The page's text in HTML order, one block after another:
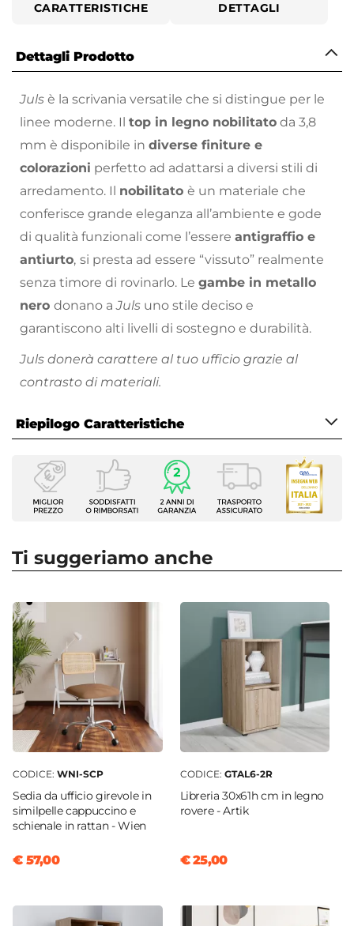
CARATTERISTICHE DETTAGLI
Dettagli Prodotto
Juls è la scrivania versatile che si distingue per le
linee moderne. Il top in legno nobilitato da 3,8
mm è disponibile in diverse finiture e
colorazioni perfetto ad adattarsi a diversi stili di
arredamento. Il nobilitato è un materiale che
conferisce grande eleganza all’ambiente e gode
di qualità funzionali come l’essere antigraffio e
antiurto, si presta ad essere “vissuto” realmente
senza timore di rovinarlo. Le gambe in metallo
nero donano aJuls uno stile deciso e
garantiscono alti livelli di sostegno e durabilità.
Juls donerà carattere al tuo ufficio grazie al
contrasto di materiali.
selezione di sedie girevoli e complementi da
ufficio con cui abbinareJuls
e scegli quelle che
più si addicono al tuo stile di arredamento.
Riepilogo Caratteristiche
Caratteristiche
Tipologia
Scrivania
Larghezza
70 cm
Altezza
74,8 cm
Colore Piano
Rovere gold
Colore Struttura
Legno nobilitato
Materiale Struttura
Spessore Piano
Ti suggeriamo anche
CODICE: WNI-SCP
Sedia da ufficio girevole in
similpelle cappuccino e
schienale in rattan - Wien
€ 57,00
CODICE: GTAL6-2R
Libreria 30x61h cm in legno
rovere - Artik
€ 25,00